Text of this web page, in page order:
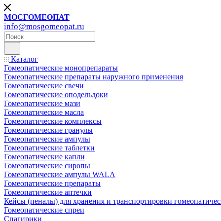
МОСГОМЕОПАТ
info@mosgomeopat.ru
Каталог
Гомеопатические монопрепараты
Гомеопатические препараты наружного применения
Гомеопатические свечи
Гомеопатические оподельдоки
Гомеопатические мази
Гомеопатические масла
Гомеопатические комплексы
Гомеопатические гранулы
Гомеопатические ампулы
Гомеопатические таблетки
Гомеопатические капли
Гомеопатические сиропы
Гомеопатические ампулы WALA
Гомеопатические препараты
Гомеопатические аптечки
Кейсы (пеналы) для хранения и транспортировки
Гомеопатические спреи
Спагирики